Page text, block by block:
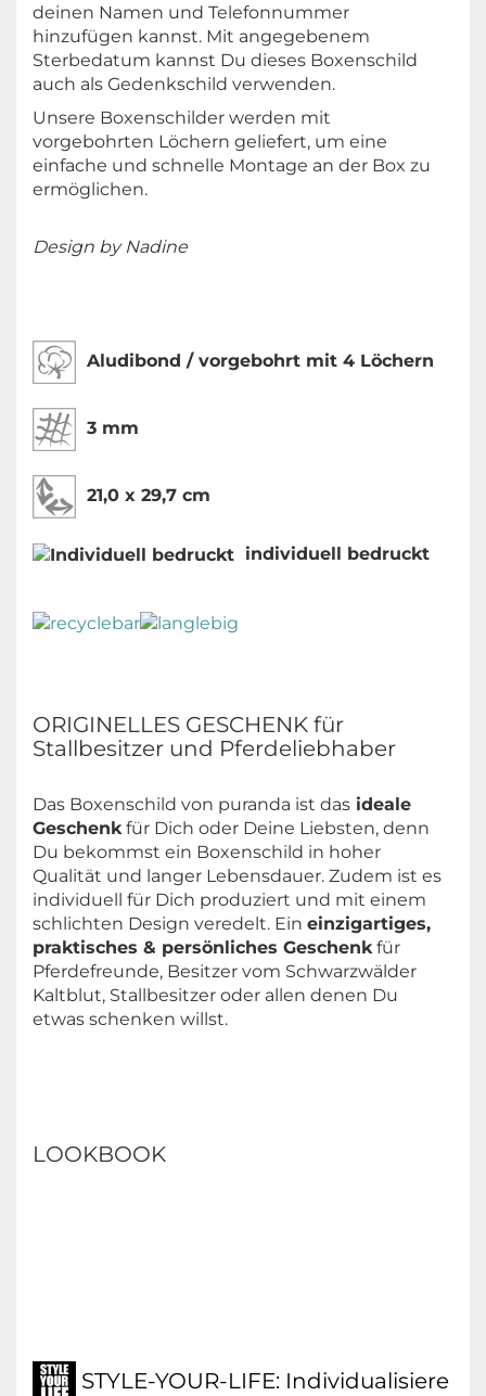
deinen Namen und Telefonnummer
hinzufügen kannst. Mit angegebenem
Sterbedatum kannst Du dieses Boxenschild
auch als Gedenkschild verwenden.
Unsere Boxenschilder werden mit
vorgebohrten Löchern geliefert, um eine
einfache und schnelle Montage an der Box zu
ermöglichen.
Design by Nadine
Aludibond / vorgebohrt mit 4 Löchern
3 mm
21,0 x 29,7 cm
individuell bedruckt
ORIGINELLES GESCHENK für
Stallbesitzer und Pferdeliebhaber
Das Boxenschild von puranda ist das ideale
Geschenk für Dich oder Deine Liebsten, denn
Du bekommst ein Boxenschild in hoher
Qualität und langer Lebensdauer. Zudem ist es
individuell für Dich produziert und mit einem
schlichten Design veredelt. Ein einzigartiges,
praktisches & persönliches Geschenk für
Pferdefreunde, Besitzer vom Schwarzwälder
Kaltblut, Stallbesitzer oder allen denen Du
etwas schenken willst.
LOOKBOOK
STYLE-YOUR-LIFE: Individualisiere